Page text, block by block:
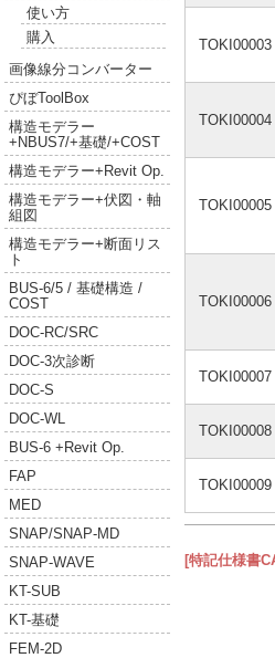
使い方
購入
画像線分コンバーター
ぴぼToolBox
構造モデラー
+NBUS7/+基礎/+COST
構造モデラー+Revit Op.
構造モデラー+伏図・軸
組図
構造モデラー+断面リス
ト
BUS-6/5 / 基礎構造 /
COST
DOC-RC/SRC
DOC-3次診断
DOC-S
DOC-WL
BUS-6 +Revit Op.
FAP
MED
SNAP/SNAP-MD
SNAP-WAVE
KT-SUB
KT-基礎
FEM-2D
TOKI00003
TOKI00004
TOKI00005
TOKI00006
TOKI00007
TOKI00008
TOKI00009
[特記仕様書